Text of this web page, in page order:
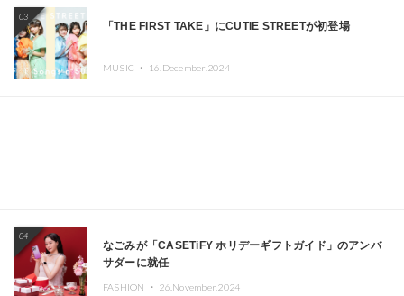
03
「THE FIRST TAKE」にCUTIE STREETが初登場
MUSIC ・ 16.December.2024
04
なごみが「CASETiFY ホリデーギフトガイド」のアンバ
サダーに就任
FASHION ・ 26.November.2024